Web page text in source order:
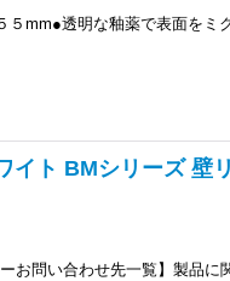
mm●透明な釉薬で表面をミ
ト BMシリーズ 壁
お問い合わせ先一覧】製品に